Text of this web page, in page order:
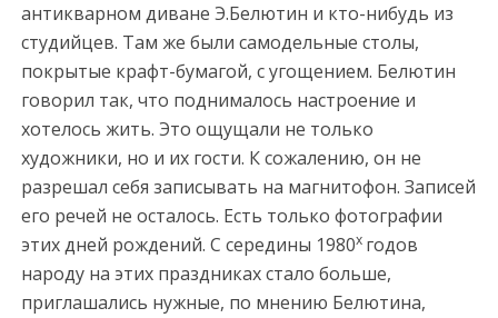
антикварном диване Э.Белютин и кто-нибудь из
студийцев. Там же были самодельные столы,
покрытые крафт-бумагой, с угощением. Белютин
говорил так, что поднималось настроение и
хотелось жить. Это ощущали не только
художники, но и их гости. К сожалению, он не
разрешал себя записывать на магнитофон. Записей
его речей не осталось. Есть только фотографии
этих дней рождений. С середины 1980х годов
народу на этих праздниках стало больше,
приглашались нужные, по мнению Белютина,